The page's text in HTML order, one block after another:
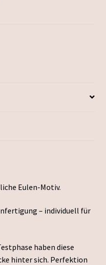
Eulen-Motiv.
– individuell für
haben diese
hinter sich. Perfektion